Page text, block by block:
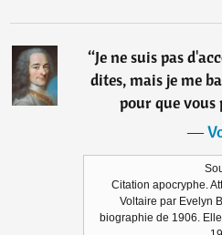
“Je ne suis pas
dites, mais je me
pour que vous
―
Citation apocryphe.
Voltaire par Evelyn
biographie de 1906.